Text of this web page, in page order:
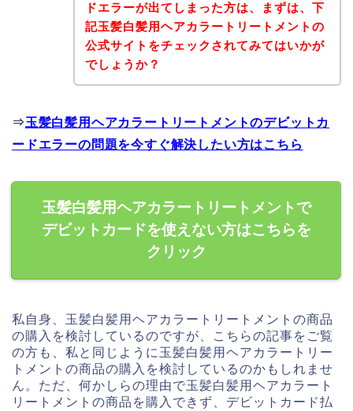
ドエラーが出てしまった方は、まずは、下
記玉髪白髪用ヘアカラートリートメントの
公式サイトをチェックされてみてはいかが
でしょうか？
⇒玉髪白髪用ヘアカラートリートメントのデビットカ
ードエラーの問題を今すぐ解決したい方はこちら
玉髪白髪用ヘアカラートリートメントで
デビットカードを使えない方はこちらを
クリック
私自身、玉髪白髪用ヘアカラートリートメントの商品
の購入を検討しているのですが、こちらの記事をご覧
の方も、私と同じように玉髪白髪用ヘアカラートリー
トメントの商品の購入を検討しているのかもしれませ
ん。ただ、何かしらの理由で玉髪白髪用ヘアカラート
リートメントの商品を購入できず、デビットカード払